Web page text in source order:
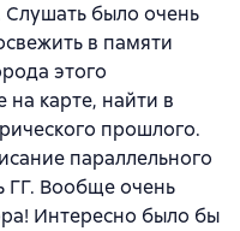
было очень
в памяти
этого
на карте, найти в
прошлого.
параллельного
ГГ. Вообще очень
Интересно было бы